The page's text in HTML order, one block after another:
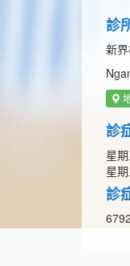
診
新
診
星
星
診